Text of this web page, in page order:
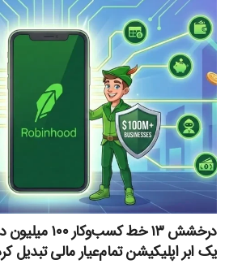
درخشش ۱۳ خط
یک ابر اپلیکیشن تمام‌عیار مالی تبدیل